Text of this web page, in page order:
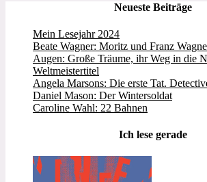
Neueste Beiträge
Mein Lesejahr 2024
Beate Wagner: Moritz und Franz
Augen: Große Träume, ihr Weg in die
Weltmeistertitel
Angela Marsons: Die erste Tat.
Daniel Mason: Der Wintersoldat
Caroline Wahl: 22 Bahnen
Ich lese gerade